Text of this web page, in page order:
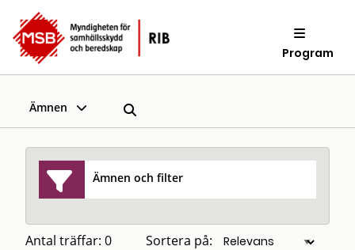
Program
Ämnen
Ämnen och filter
Antal träffar: 0 Sortera på: